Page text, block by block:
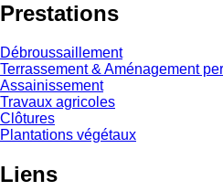
Prestations
Débroussaillement
Terrassement & Aménagement
Assainissement
Travaux agricoles
Clôtures
Plantations végétaux
Liens